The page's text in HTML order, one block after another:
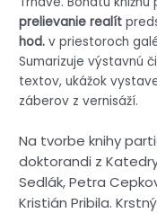
prelievanie realít
hod. v priestoroch
Sumarizuje výstavnú
textov, ukážok
záberov z vernisáží.
Na tvorbe knihy
doktorandi z
Sedlák, Petra
Kristián Pribila.